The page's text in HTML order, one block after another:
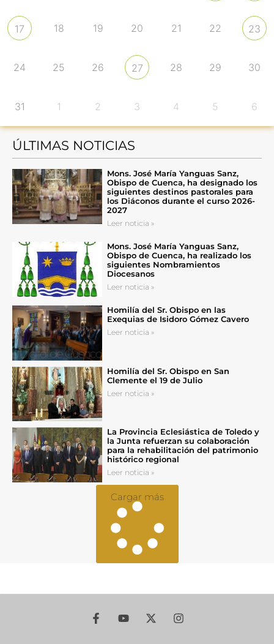
17 18 19 20 21 22 23
24 25 26 27 28 29 30
31 1 2 3 4 5 6
ÚLTIMAS NOTICIAS
Mons. José María Yanguas Sanz,
Obispo de Cuenca, ha designado los
siguientes destinos pastorales para
los Diáconos durante el curso 2026-
2027
Leer noticia »
Mons. José María Yanguas Sanz,
Obispo de Cuenca, ha realizado los
siguientes Nombramientos
Diocesanos
Leer noticia »
Homilía del Sr. Obispo en las
Exequias de Isidoro Gómez Cavero
Leer noticia »
Homilía del Sr. Obispo en San
Clemente el 19 de Julio
Leer noticia »
La Provincia Eclesiástica de Toledo y
la Junta refuerzan su colaboración
para la rehabilitación del patrimonio
histórico regional
Leer noticia »
Cargar más